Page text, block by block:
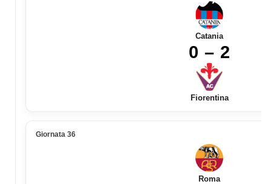
Catania
0 – 2
Fiorentina
Giornata 36
Roma